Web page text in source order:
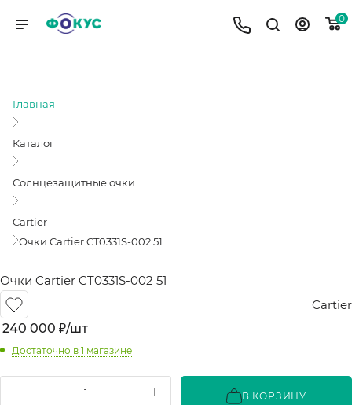
0
Главная
Каталог
Солнцезащитные очки
Cartier
Очки Cartier CT0331S-002 51
Очки Cartier CT0331S-002 51
Cartier
240 000 ₽/шт
Достаточно в 1 магазине
В КОРЗИНУ